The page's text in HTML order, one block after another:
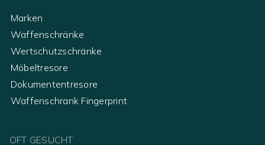
Marken
Waffenschränke
Wertschutzschränke
Möbeltresore
Dokumententresore
Waffenschrank Fingerprint
OFT GESUCHT